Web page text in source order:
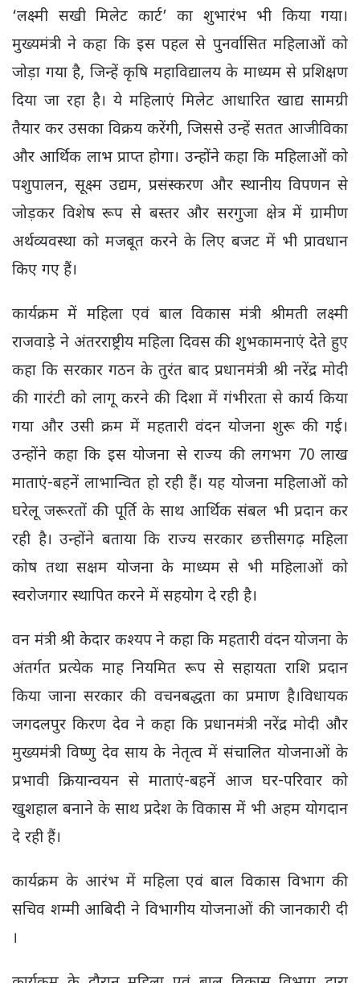
‘लक्ष्मी सखी मिलेट कार्ट’ का शुभारंभ भी किया गया।
मुख्यमंत्री ने कहा कि इस पहल से पुनर्वासित महिलाओं को
जोड़ा गया है, जिन्हें कृषि महाविद्यालय के माध्यम से प्रशिक्षण
दिया जा रहा है। ये महिलाएं मिलेट आधारित खाद्य सामग्री
तैयार कर उसका विक्रय करेंगी, जिससे उन्हें सतत आजीविका
और आर्थिक लाभ प्राप्त होगा। उन्होंने कहा कि महिलाओं को
पशुपालन, सूक्ष्म उद्यम, प्रसंस्करण और स्थानीय विपणन से
जोड़कर विशेष रूप से बस्तर और सरगुजा क्षेत्र में ग्रामीण
अर्थव्यवस्था को मजबूत करने के लिए बजट में भी प्रावधान
किए गए हैं।
कार्यक्रम में महिला एवं बाल विकास मंत्री श्रीमती लक्ष्मी
राजवाड़े ने अंतरराष्ट्रीय महिला दिवस की शुभकामनाएं देते हुए
कहा कि सरकार गठन के तुरंत बाद प्रधानमंत्री श्री नरेंद्र मोदी
की गारंटी को लागू करने की दिशा में गंभीरता से कार्य किया
गया और उसी क्रम में महतारी वंदन योजना शुरू की गई।
उन्होंने कहा कि इस योजना से राज्य की लगभग 70 लाख
माताएं-बहनें लाभान्वित हो रही हैं। यह योजना महिलाओं को
घरेलू जरूरतों की पूर्ति के साथ आर्थिक संबल भी प्रदान कर
रही है। उन्होंने बताया कि राज्य सरकार छत्तीसगढ़ महिला
कोष तथा सक्षम योजना के माध्यम से भी महिलाओं को
स्वरोजगार स्थापित करने में सहयोग दे रही है।
वन मंत्री श्री केदार कश्यप ने कहा कि महतारी वंदन योजना के
अंतर्गत प्रत्येक माह नियमित रूप से सहायता राशि प्रदान
किया जाना सरकार की वचनबद्धता का प्रमाण है।विधायक
जगदलपुर किरण देव ने कहा कि प्रधानमंत्री नरेंद्र मोदी और
मुख्यमंत्री विष्णु देव साय के नेतृत्व में संचालित योजनाओं के
प्रभावी क्रियान्वयन से माताएं-बहनें आज घर-परिवार को
खुशहाल बनाने के साथ प्रदेश के विकास में भी अहम योगदान
दे रही हैं।
कार्यक्रम के आरंभ में महिला एवं बाल विकास विभाग की
सचिव शम्मी आबिदी ने विभागीय योजनाओं की जानकारी दी
।